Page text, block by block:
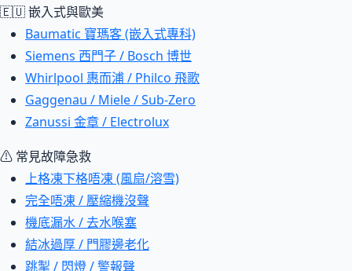
🇪🇺 嵌入式與歐美
Baumatic 寶瑪客 (嵌入式專科)
Siemens 西門子 / Bosch 博世
Whirlpool 惠而浦 / Philco 飛歌
Gaggenau / Miele / Sub-Zero
Zanussi 金章 / Electrolux
⚠ 常見故障急救
上格凍下格唔凍 (風扇/溶雪)
完全唔凍 / 壓縮機沒聲
機底漏水 / 去水喉塞
結冰過厚 / 門膠邊老化
跳掣 / 閃燈 / 警報聲